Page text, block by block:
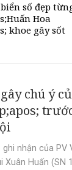
số đẹp
Hoa
khoe gây sốt
chú ý
ghi nhận của
Xuân Huấn (SN